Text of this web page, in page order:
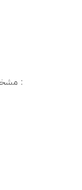
مشخصات دریافت شبکه ایران فردا در ماهواره ترکمنعالم :